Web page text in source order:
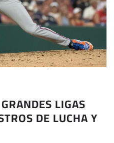
LIGAS
DE LUCHA Y